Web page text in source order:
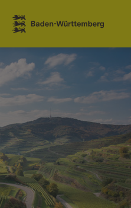
Zum Inhalt springen
Link zur Startseite